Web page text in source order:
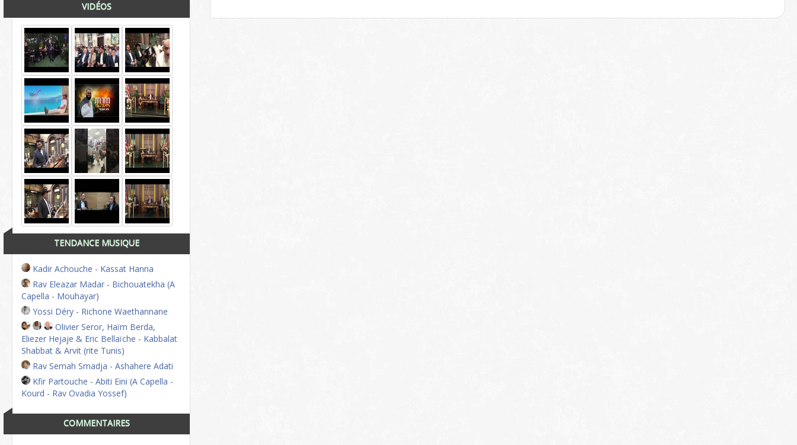
VIDÉOS
TENDANCE MUSIQUE
Kadir Achouche - Kassat Hanna
Rav Eleazar Madar - Bichouatekha (A
Capella - Mouhayar)
Yossi Déry - Richone Waethannane
Olivier Seror, Haïm Berda,
Eliezer Hejaje & Eric Bellaïche - Kabbalat
Shabbat & Arvit (rite Tunis)
Rav Semah Smadja - Ashahere Adati
Kfir Partouche - Abiti Eini (A Capella -
Kourd - Rav Ovadia Yossef)
COMMENTAIRES